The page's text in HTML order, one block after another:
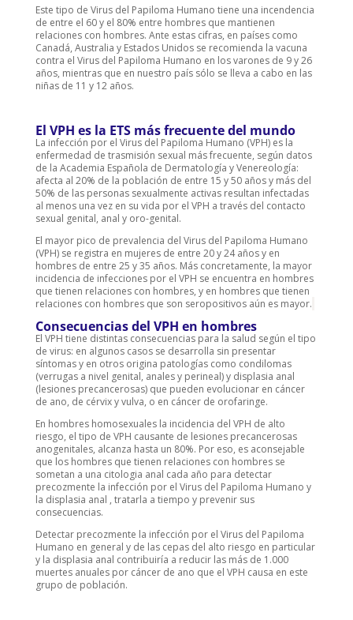
Este tipo de Virus del Papiloma Humano tiene una incendencia
de entre el 60 y el 80% entre hombres que mantienen
relaciones con hombres. Ante estas cifras, en países como
Canadá, Australia y Estados Unidos se recomienda la vacuna
contra el Virus del Papiloma Humano en los varones de 9 y 26
años, mientras que en nuestro país sólo se lleva a cabo en las
niñas de 11 y 12 años.
El VPH es la ETS más frecuente del mundo
La infección por el Virus del Papiloma Humano (VPH) es la
enfermedad de trasmisión sexual más frecuente, según datos
de la Academia Española de Dermatología y Venereología:
afecta al 20% de la población de entre 15 y 50 años y más del
50% de las personas sexualmente activas resultan infectadas
al menos una vez en su vida por el VPH a través del contacto
sexual genital, anal y oro-genital.
El mayor pico de prevalencia del Virus del Papiloma Humano
(VPH) se registra en mujeres de entre 20 y 24 años y en
hombres de entre 25 y 35 años. Más concretamente, la mayor
incidencia de infecciones por el VPH se encuentra en hombres
que tienen relaciones con hombres, y en hombres que tienen
relaciones con hombres que son seropositivos aún es mayor.
Consecuencias del VPH en hombres
El VPH tiene distintas consecuencias para la salud según el tipo
de virus: en algunos casos se desarrolla sin presentar
síntomas y en otros origina patologías como condilomas
(verrugas a nivel genital, anales y perineal) y displasia anal
(lesiones precancerosas) que pueden evolucionar en cáncer
de ano, de cérvix y vulva, o en cáncer de orofaringe.
En hombres homosexuales la incidencia del VPH de alto
riesgo, el tipo de VPH causante de lesiones precancerosas
anogenitales, alcanza hasta un 80%. Por eso, es aconsejable
que los hombres que tienen relaciones con hombres se
sometan a una citologia anal cada año para detectar
precozmente la infección por el Virus del Papiloma Humano y
la displasia anal , tratarla a tiempo y prevenir sus
consecuencias.
Detectar precozmente la infección por el Virus del Papiloma
Humano en general y de las cepas del alto riesgo en particular
y la displasia anal contribuiría a reducir las más de 1.000
muertes anuales por cáncer de ano que el VPH causa en este
grupo de población.